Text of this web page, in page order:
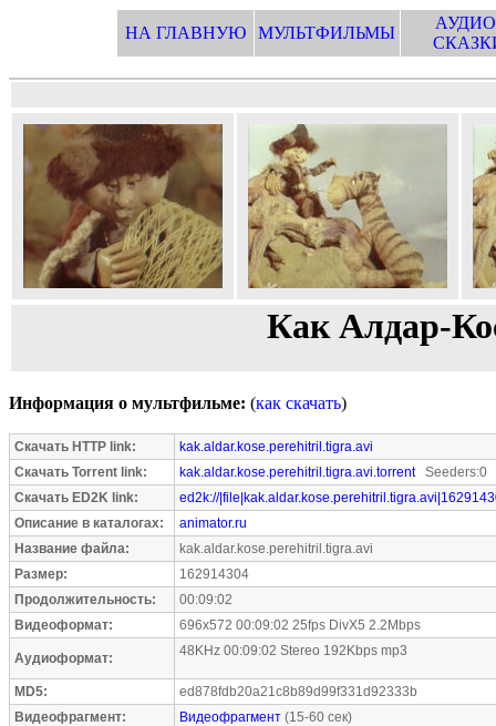
НА ГЛАВНУЮ МУЛЬТФИЛЬМЫ
Как Алдар-
Информация о мультфильме: (как скачать)
Скачать HTTP link:
kak.aldar.kose.perehitril.tigra.avi
Скачать Torrent link:
kak.aldar.kose.perehitril.tigra.avi.torrentSeeders:0
Скачать ED2K link:
ed2k://
Описание в каталогах:
animator.ru
Название файла:
kak.aldar.kose.perehitril.tigra.avi
Размер:
162914304
Продолжительность:
00:09:02
Видеоформат:
696x572 00:09:02 25fps DivX5 2.2Mbps
Аудиоформат: 48KHz 00:09:02 Stereo 192Kbps mp3
MD5:
ed878fdb20a21c8b89d99f331d92333b
Видеофрагмент:
Видеофрагмент (15-60 сек)